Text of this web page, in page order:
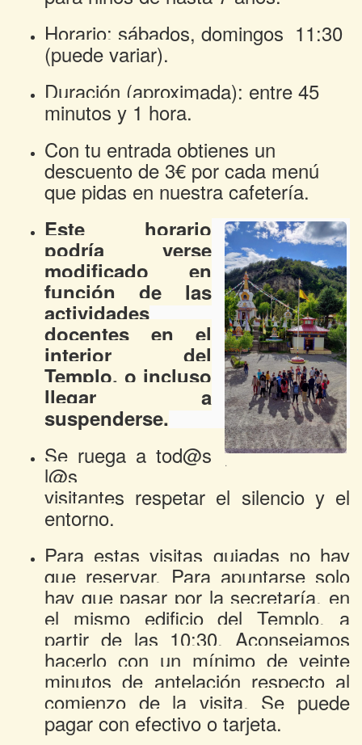
Horario: sábados, domingos 11:30
(puede variar).
Duración (aproximada): entre 45
minutos y 1 hora.
Con tu entrada obtienes un
descuento de 3€ por cada menú
que pidas en nuestra cafetería.
.
Este horario
podría verse
modificado en
función de las
actividades
docentes en el
interior del
Templo, o incluso
llegar a
suspenderse.
Se ruega a tod@s
l@s
visitantes respetar el silencio y el
entorno.
Para estas visitas guiadas no hay
que reservar. Para apuntarse solo
hay que pasar por la secretaría, en
el mismo edificio del Templo, a
partir de las 10:30. Aconsejamos
hacerlo con un mínimo de veinte
minutos de antelación respecto al
comienzo de la visita. Se puede
pagar con efectivo o tarjeta.